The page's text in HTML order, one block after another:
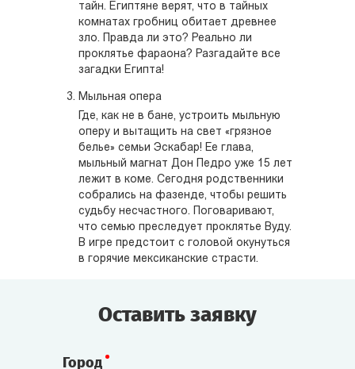
тайн. Египтяне верят, что в тайных
комнатах гробниц обитает древнее
зло. Правда ли это? Реально ли
проклятье фараона? Разгадайте все
загадки Египта!
Мыльная опера
Где, как не в бане, устроить мыльную
оперу и вытащить на свет «грязное
белье» семьи Эскабар! Ее глава,
мыльный магнат Дон Педро уже 15 лет
лежит в коме. Сегодня родственники
собрались на фазенде, чтобы решить
судьбу несчастного. Поговаривают,
что семью преследует проклятье Вуду.
В игре предстоит с головой окунуться
в горячие мексиканские страсти.
Оставить заявку
Город